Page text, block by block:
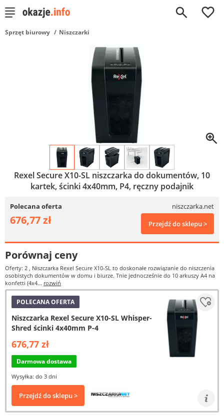
0
Sprzęt biurowy Niszczarki
Rexel Secure X10-SL niszczarka do dokumentów, 10
kartek, ścinki 4x40mm, P4, ręczny podajnik
Polecana oferta niszczarka.net
676,77 zł Przejdź do sklepu >
Porównaj ceny
Oferty: 2 , Niszczarka Rexel Secure X10-SL to doskonałe rozwiązanie do niszczenia
osobistych dokumentów w domu i biurze. Tnie jednocześnie do 10 arkuszy A4 na
konfetti (4x4... rozwiń
POLECANA OFERTA
Niszczarka Rexel Secure X10-SL Whisper-
Shred ścinki 4x40mm P-4
676,77 zł
Darmowa dostawa
Wysyłka: do 3 dni
Przejdź do sklepu >